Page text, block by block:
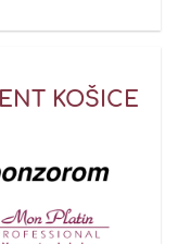
KOŠICE